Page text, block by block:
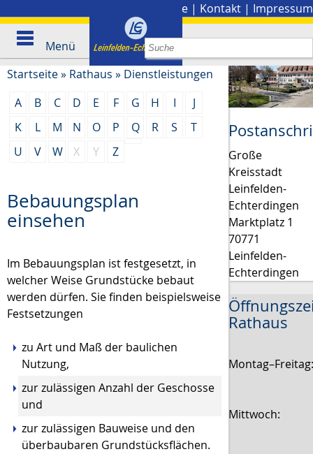
Presse | Kontakt | Impressum
Menü
Startseite» Rathaus » Dienstleistungen
A
B C D E F G H I
J
K
L M N O P Q R S
T
U
V W X Y Z
Bebauungsplan
einsehen
Im Bebauungsplan ist festgesetzt, in
welcher Weise Grundstücke bebaut
werden dürfen. Sie finden beispielsweise
Festsetzungen
zu Art und Maß der baulichen
Nutzung,
zur zulässigen Anzahl der Geschosse
und
zur zulässigen Bauweise und den
überbaubaren Grundstücksflächen.
Große
Kreisstadt
Leinfelden-
Echterdingen
Marktplatz 1
70771
Leinfelden-
Echterdingen
Rathaus
Mittwoch: